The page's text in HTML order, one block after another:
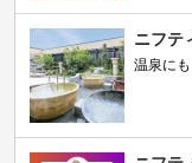
ニフテ
温泉に